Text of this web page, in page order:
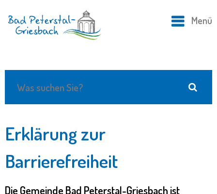
Menü
Erklärung zur
Barrierefreiheit
Die Gemeinde Bad Peterstal-Griesbach ist